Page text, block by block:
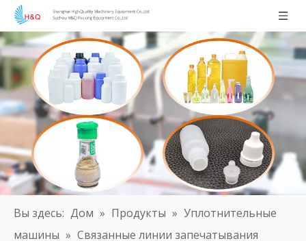
Вы здесь: Дом » Продукты » Уплотнительные
машины » Связанные линии запечатывания